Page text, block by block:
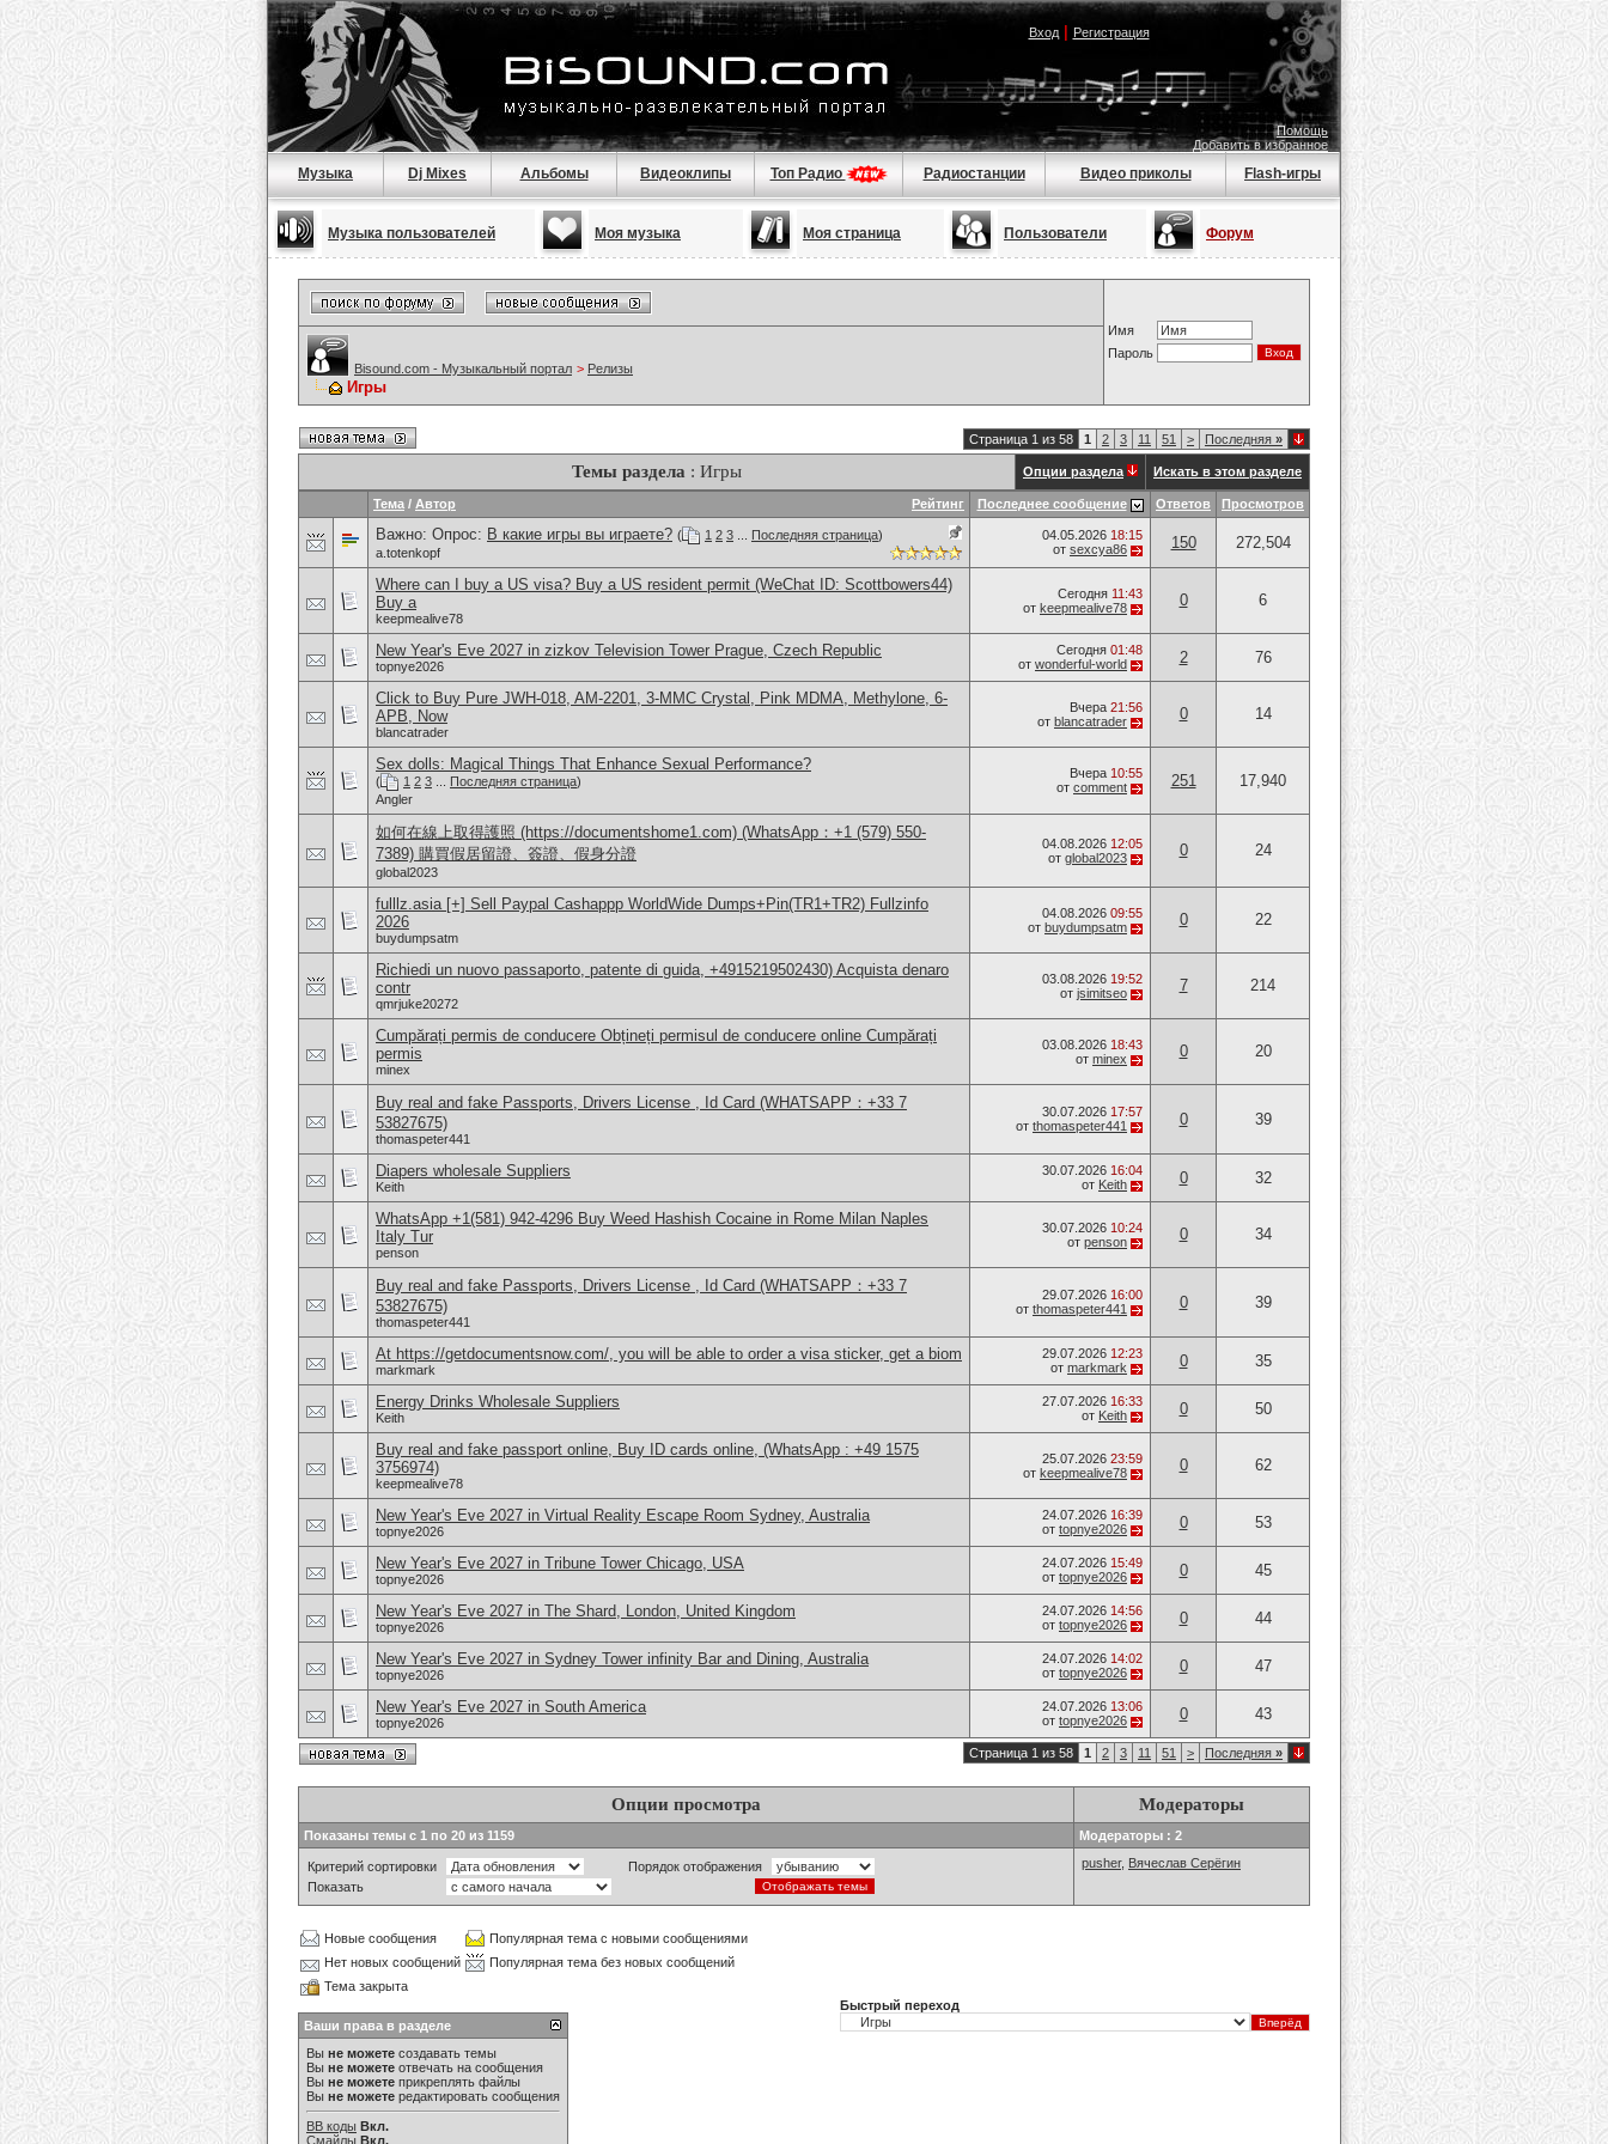
Вход| Регистрация
Помощь
Добавить в избранное
Музыка Dj Mixes Альбомы Видеоклипы Топ Радио Радиостанции Видео приколы Flash-игры
Музыка пользователей Моя музыка Моя страница Пользователи Форум
Имя
Пароль
Bisound.com - Музыкальный портал > Релизы
Игры
Страница 1 из 58 1 2 3 11 51 > Последняя »
Темы раздела : Игры Опции раздела Искать в этом разделе
Рейтинг
Тема / Автор Последнее сообщение Ответов Просмотров
Важно: Опрос: В какие игры вы играете? ( 1 2 3 Последняя страница)
a.totenkopf
04.05.2026 18:15
от sexcya86 150 272,504
Where can I buy a US visa? Buy a US resident permit (WeChat ID: Scottbowers44)
Buy a
keepmealive78
Сегодня 11:43
от keepmealive78 0 6
New Year's Eve 2027 in zizkov Television Tower Prague, Czech Republic
topnye2026
Сегодня 01:48
от wonderful-world 2 76
Click to Buy Pure JWH-018, AM-2201, 3-MMC Crystal, Pink MDMA, Methylone, 6-
APB, Now
blancatrader
Вчера 21:56
от blancatrader 0 14
Sex dolls: Magical Things That Enhance Sexual Performance?
( 1 2 3 Последняя страница)
Angler
Вчера 10:55
от comment 251 17,940
如何在線上取得護照 (https://documentshome1.com) (WhatsApp：+1 (579) 550-
7389) 購買假居留證、簽證、假身分證
global2023
04.08.2026 12:05
от global2023 0 24
fulllz.asia [+] Sell Paypal Cashappp WorldWide Dumps+Pin(TR1+TR2) Fullzinfo
2026
buydumpsatm
04.08.2026 09:55
от buydumpsatm 0 22
Richiedi un nuovo passaporto, patente di guida, +4915219502430) Acquista denaro
contr
qmrjuke20272
03.08.2026 19:52
от jsimitseo 7 214
Cumpărați permis de conducere Obțineți permisul de conducere online Cumpărați
permis
minex
03.08.2026 18:43
от minex 0 20
Buy real and fake Passports, Drivers License , Id Card (WHATSAPP：+33 7
53827675)
thomaspeter441
30.07.2026 17:57
от thomaspeter441 0 39
Diapers wholesale Suppliers
Keith
30.07.2026 16:04
от Keith 0 32
WhatsApp +1(581) 942-4296 Buy Weed Hashish Cocaine in Rome Milan Naples
Italy Tur
penson
30.07.2026 10:24
от penson 0 34
Buy real and fake Passports, Drivers License , Id Card (WHATSAPP：+33 7
53827675)
thomaspeter441
29.07.2026 16:00
от thomaspeter441 0 39
At https://getdocumentsnow.com/, you will be able to order a visa sticker, get a biom
markmark
29.07.2026 12:23
от markmark 0 35
Energy Drinks Wholesale Suppliers
Keith
27.07.2026 16:33
от Keith 0 50
Buy real and fake passport online, Buy ID cards online, (WhatsApp : +49 1575
3756974)
keepmealive78
25.07.2026 23:59
от keepmealive78 0 62
New Year's Eve 2027 in Virtual Reality Escape Room Sydney, Australia
topnye2026
24.07.2026 16:39
от topnye2026 0 53
New Year's Eve 2027 in Tribune Tower Chicago, USA
topnye2026
24.07.2026 15:49
от topnye2026 0 45
New Year's Eve 2027 in The Shard, London, United Kingdom
topnye2026
24.07.2026 14:56
от topnye2026 0 44
New Year's Eve 2027 in Sydney Tower infinity Bar and Dining, Australia
topnye2026
24.07.2026 14:02
от topnye2026 0 47
New Year's Eve 2027 in South America
topnye2026
24.07.2026 13:06
от topnye2026 0 43
Страница 1 из 58 1 2 3 11 51 > Последняя »
Опции просмотра Модераторы
Показаны темы с 1 по 20 из 1159 Модераторы : 2
Критерий сортировки
Порядок отображения
Показать
pusher, Вячеслав Серёгин
Новые сообщения
Популярная тема с новыми сообщениями
Нет новых сообщений
Популярная тема без новых сообщений
Тема закрыта
Ваши права в разделе
Вы не можете создавать темы
Вы не можете отвечать на сообщения
Вы не можете прикреплять файлы
Вы не можете редактировать сообщения
BB коды Вкл.
Смайлы Вкл.
Быстрый переход